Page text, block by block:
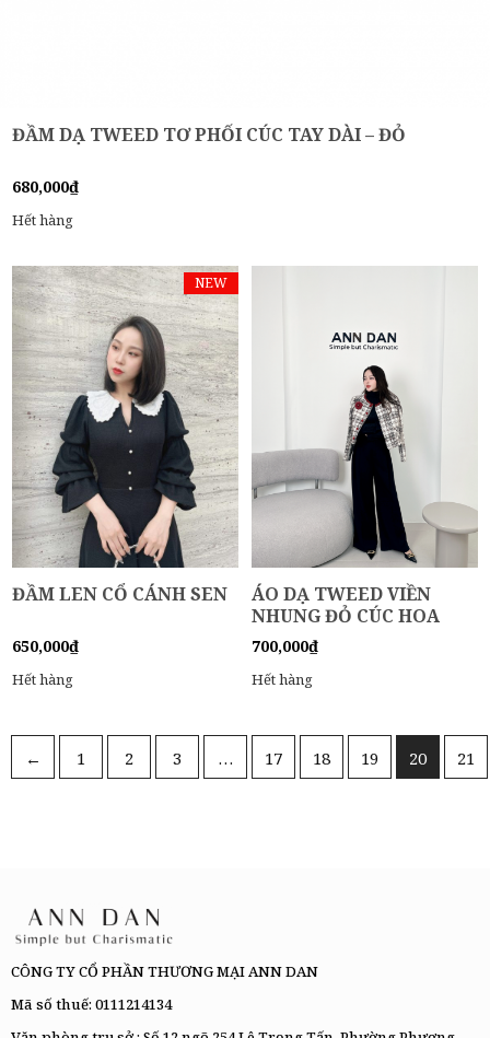
ĐẦM DẠ TWEED TƠ PHỐI CÚC TAY DÀI – ĐỎ
680,000₫
Hết hàng
ĐẦM LEN CỔ CÁNH SEN
650,000₫
NEW
Hết hàng
ÁO DẠ TWEED VIỀN
NHUNG ĐỎ CÚC HOA
700,000₫
Hết hàng
← 1 2 3 … 17 18 19 20 21
CÔNG TY CỔ PHẦN THƯƠNG MẠI ANN DAN
Mã số thuế: 0111214134